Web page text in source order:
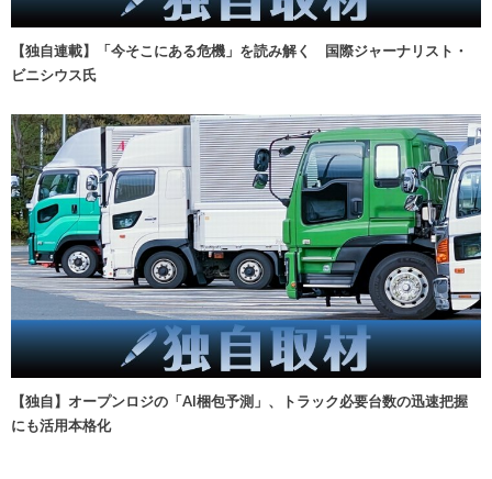
【独自連載】「今そこにある危機」を読み解く 国際ジャーナリスト・
ビニシウス氏
【独自】オープンロジの「AI梱包予測」、トラック必要台数の迅速把握
にも活用本格化